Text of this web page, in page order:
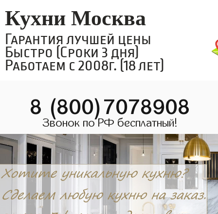
Кухни Москва
Гарантия лучшей цены
Быстро (Сроки 3 дня)
Работаем с 2008г. (18 лет)
8 (800)7078908
Звонок по РФ бесплатный!